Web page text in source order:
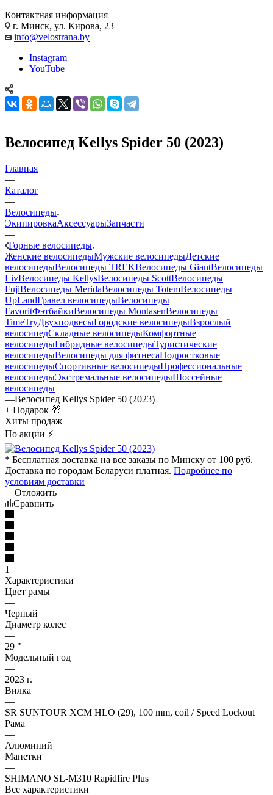
Контактная информация
г. Минск, ул. Кирова, 23
info@velostrana.by
Instagram
YouTube
Велосипед Kellys Spider 50 (2023)
Главная
—
Каталог
—
Велосипеды
ЭкипировкаАксессуарыЗапчасти
—
Горные велосипеды
Женские велосипедыМужские велосипедыДетские
велосипедыВелосипеды TREKВелосипеды GiantВелосипеды
LivВелосипеды KellysВелосипеды ScottВелосипеды
FujiВелосипеды MeridaВелосипеды TotemВелосипеды
UpLandГравел велосипедыВелосипеды
FavoritФэтбайкиВелосипеды MontasenВелосипеды
TimeTryДвухподвесыГородские велосипедыВзрослый
велосипедСкладные велосипедыКомфортные
велосипедыГибридные велосипедыТуристические
велосипедыВелосипеды для фитнесаПодростковые
велосипедыСпортивные велосипедыПрофессиональные
велосипедыЭкстремальные велосипедыШоссейные
велосипеды
—Велосипед Kellys Spider 50 (2023)
+ Подарок 🎁
Хиты продаж
По акции ⚡
* Бесплатная доставка на все заказы по Минску от 100 руб.
Доставка по городам Беларуси платная. Подробнее по
условиям доставки
Отложить
Сравнить
1
Характеристики
Цвет рамы
—
Черный
Диаметр колес
—
29 "
Модельный год
—
2023 г.
Вилка
—
SR SUNTOUR XCM HLO (29), 100 mm, coil / Speed Lockout
Рама
—
Алюминий
Манетки
—
SHIMANO SL-M310 Rapidfire Plus
Все характеристики